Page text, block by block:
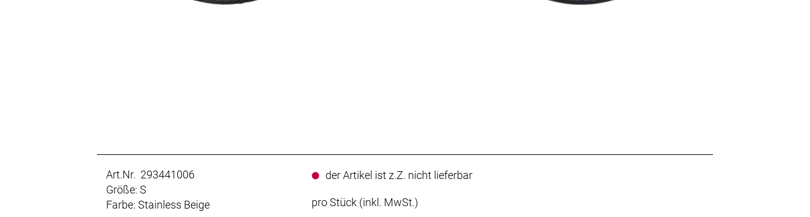
Art.Nr. 293441006
Größe: S
Farbe: Stainless Beige
der Artikel ist z.Z. nicht lieferbar
pro Stück (inkl. MwSt.)